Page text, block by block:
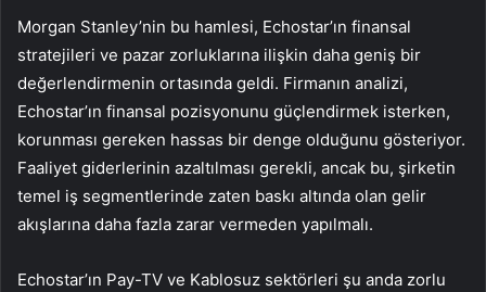
Morgan Stanley’nin bu hamlesi, Echostar’ın finansal
stratejileri ve pazar zorluklarına ilişkin daha geniş bir
değerlendirmenin ortasında geldi. Firmanın analizi,
Echostar’ın finansal pozisyonunu güçlendirmek isterken,
korunması gereken hassas bir denge olduğunu gösteriyor.
Faaliyet giderlerinin azaltılması gerekli, ancak bu, şirketin
temel iş segmentlerinde zaten baskı altında olan gelir
akışlarına daha fazla zarar vermeden yapılmalı.
Echostar’ın Pay-TV ve Kablosuz sektörleri şu anda zorlu